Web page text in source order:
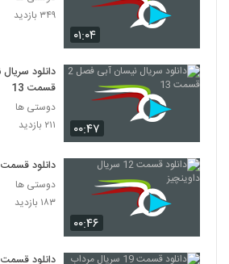
۰۱:۰۴
۳۴۹ بازدید
۰۰:۴۷
قسمت 13
دوستی ها
۲۱۱ بازدید
۰۰:۴۶
دانلود قسمت 12 سریال داوینچیز
دوستی ها
۱۸۳ بازدید
دانلود قسمت 19 سریال مرداب